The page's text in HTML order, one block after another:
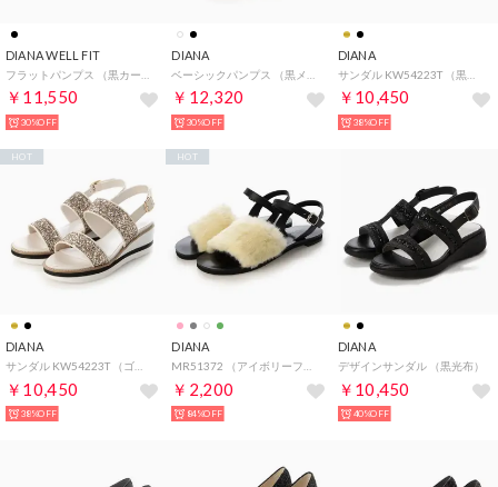
DIANA WELL FIT
￥11,550
30%OFF
DIANA
￥12,320
30%OFF
DIANA
サンダル KW54223T （黒光布）
￥10,450
38%OFF
DIANA
￥10,450
HOT
38%OFF
DIANA
￥2,200
HOT
84%OFF
DIANA
デザインサンダル （黒光布）
￥10,450
40%OFF